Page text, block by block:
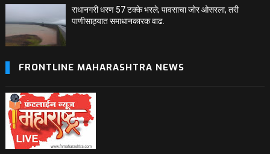
राधानगरी धरण 57 टक्के भरले; पावसाचा जोर ओसरला, तरी
पाणीसाठ्यात समाधानकारक वाढ.
FRONTLINE MAHARASHTRA NEWS